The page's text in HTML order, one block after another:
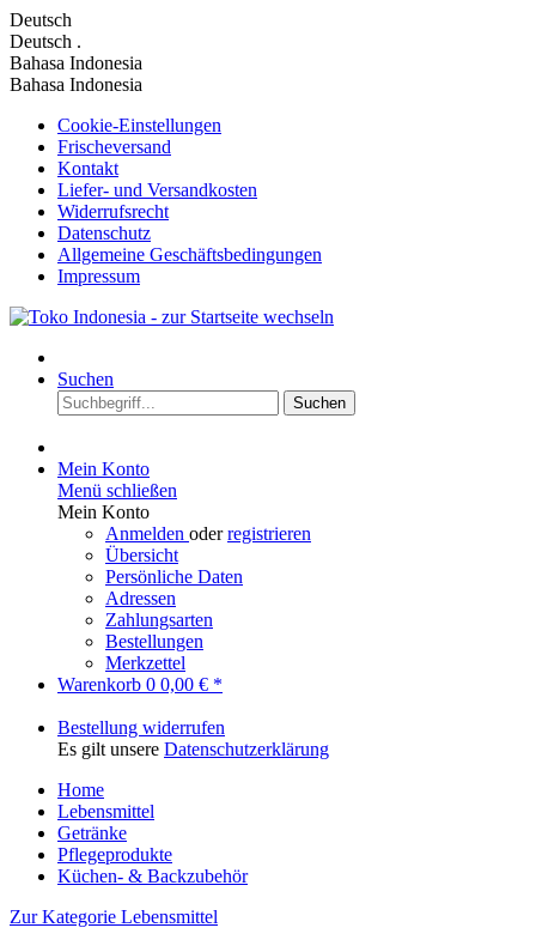
Deutsch
Deutsch .
Bahasa Indonesia
Bahasa Indonesia
Cookie-Einstellungen
Frischeversand
Kontakt
Liefer- und Versandkosten
Widerrufsrecht
Datenschutz
Allgemeine Geschäftsbedingungen
Impressum
Suchen
Suchen
Mein Konto
Menü schließen
Mein Konto
Anmelden oderregistrieren
Übersicht
Persönliche Daten
Adressen
Zahlungsarten
Bestellungen
Merkzettel
Warenkorb 0 0,00 € *
Bestellung widerrufen
Es gilt unsere Datenschutzerklärung
Home
Lebensmittel
Getränke
Pflegeprodukte
Küchen- & Backzubehör
Zur Kategorie Lebensmittel